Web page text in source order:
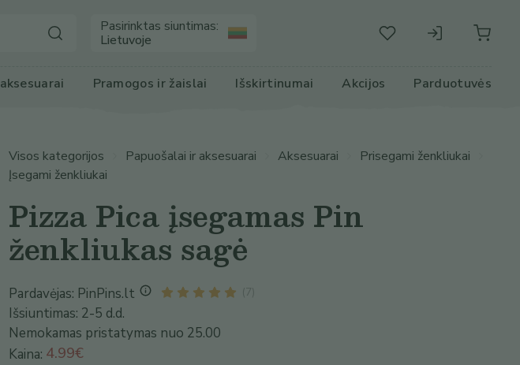
Pasirinktas siuntimas:
Lietuvoje
aksesuarai Pramogos ir žaislai Išskirtinumai Akcijos Parduotuvės
Visos kategorijos Papuošalai ir aksesuarai Aksesuarai
Prisegami ženkliukai
Įsegami ženkliukai
Pizza Pica įsegamas Pin
ženkliukas sagė
Pardavėjas: PinPins.lt ( 7
Išsiuntimas: 2-5 d.d.
Nemokamas pristatymas nuo 25.00
Kaina: 4.99€